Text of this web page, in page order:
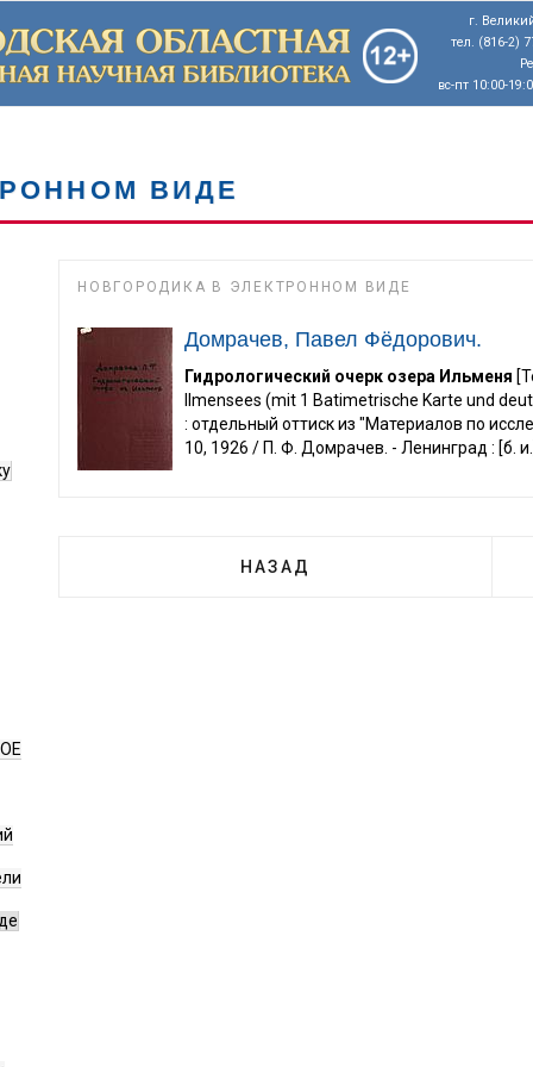
г.
тел. (816-2)
вс-пт 10:00-
ВИДЕ
НОВГОРОДИКА В ЭЛЕКТРОННОМ ВИДЕ
Домрачев, Павел Фёдорович.
Гидрологический очерк озера Ильменя
Ilmensees (mit 1 Batimetrische Karte und
: отдельный оттиск из "Материалов по
10, 1926 / П. Ф. Домрачев. - Ленинград : [б.
НАЗАД